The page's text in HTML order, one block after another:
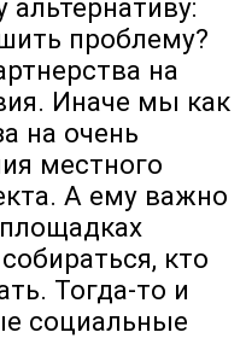
проблему?
на
Иначе мы как
на очень
местного
А ему важно
кто
Тогда-то и
социальные